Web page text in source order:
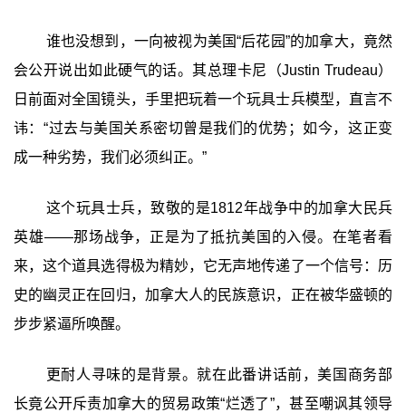
谁也没想到，一向被视为美国“后花园”的加拿大，竟然
会公开说出如此硬气的话。其总理卡尼（Justin Trudeau）
日前面对全国镜头，手里把玩着一个玩具士兵模型，直言不
讳：“过去与美国关系密切曾是我们的优势；如今，这正变
成一种劣势，我们必须纠正。”
这个玩具士兵，致敬的是1812年战争中的加拿大民兵
英雄——那场战争，正是为了抵抗美国的入侵。在笔者看
来，这个道具选得极为精妙，它无声地传递了一个信号：历
史的幽灵正在回归，加拿大人的民族意识，正在被华盛顿的
步步紧逼所唤醒。
更耐人寻味的是背景。就在此番讲话前，美国商务部
长竟公开斥责加拿大的贸易政策“烂透了”，甚至嘲讽其领导